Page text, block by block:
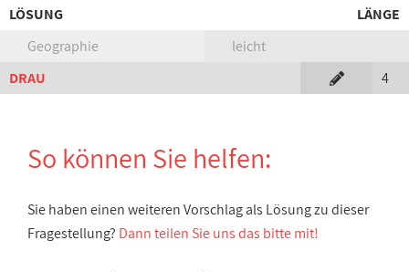
LÖSUNG
LÄNGE
Geographie
leicht
DRAU
4
So können Sie helfen:
Sie haben einen weiteren Vorschlag als Lösung zu dieser
Fragestellung? Dann teilen Sie uns das bitte mit!